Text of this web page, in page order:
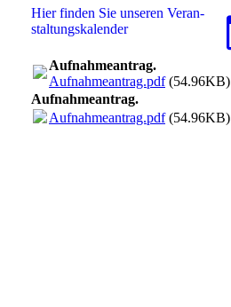
Hier finden Sie unseren Ver­an­
stal­tungs­ka­len­der
Aufnahmeantrag.
Aufnahmeantrag.pdf(54.96KB)
Aufnahmeantrag.
Aufnahmeantrag.pdf(54.96KB)